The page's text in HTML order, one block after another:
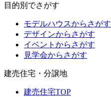
目的別でさがす
モデルハウスからさがす
デザインからさがす
イベントからさがす
見学会からさがす
建売住宅・分譲地
建売住宅TOP